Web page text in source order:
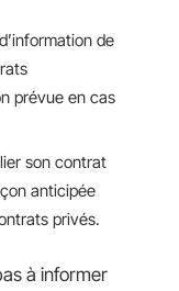
de
prévue en cas
son contrat
anticipée
privés.
à informer